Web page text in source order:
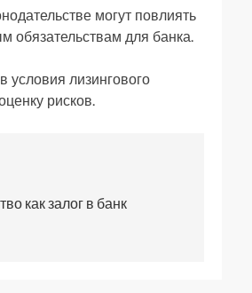
могут повлиять
обязательствам для банка.
условия лизингового
рисков.
как залог в банк